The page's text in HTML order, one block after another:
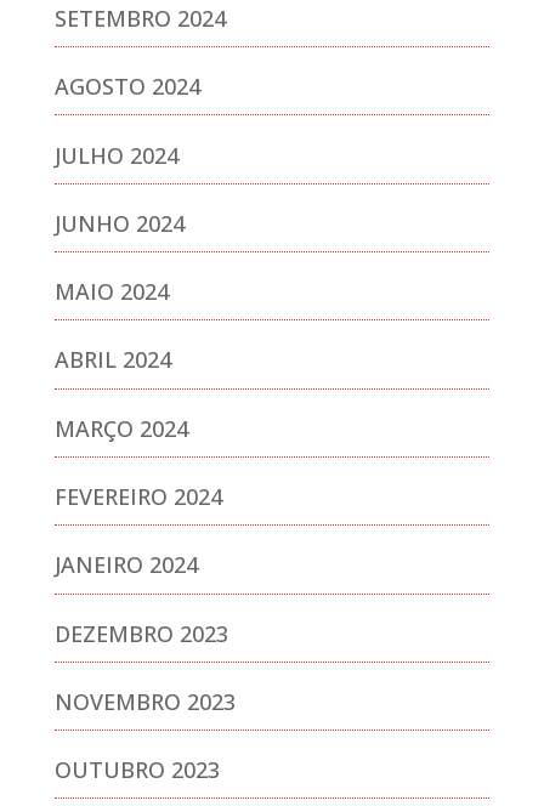
SETEMBRO 2024
AGOSTO 2024
JULHO 2024
JUNHO 2024
MAIO 2024
ABRIL 2024
MARÇO 2024
FEVEREIRO 2024
JANEIRO 2024
DEZEMBRO 2023
NOVEMBRO 2023
OUTUBRO 2023